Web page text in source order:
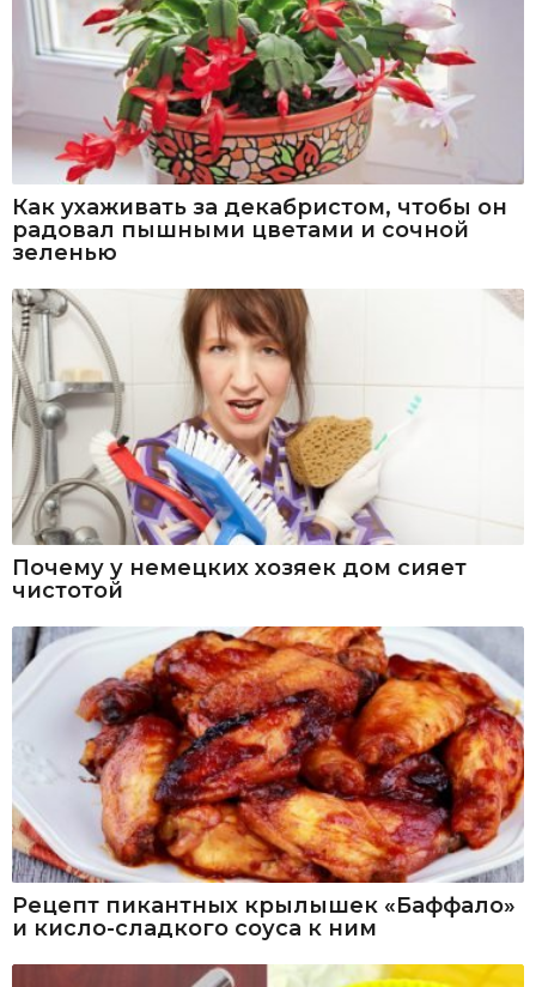
Как ухаживать за декабристом, чтобы он
радовал пышными цветами и сочной
зеленью
Почему у немецких хозяек дом сияет
чистотой
Рецепт пикантных крылышек «Баффало»
и кисло-сладкого соуса к ним